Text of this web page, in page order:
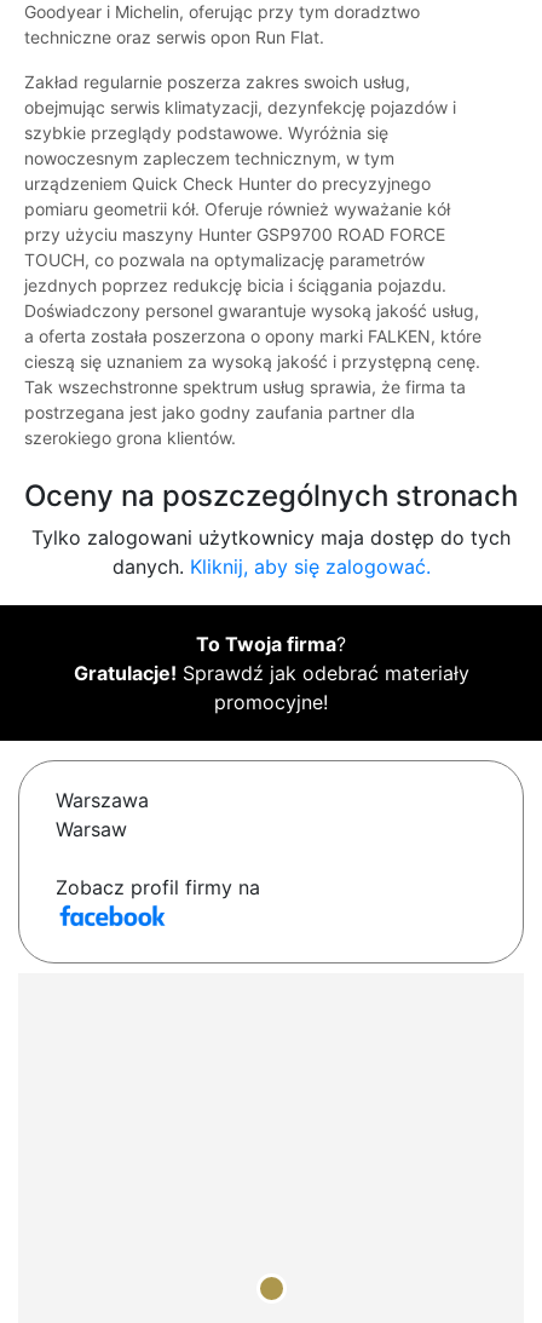
Goodyear i Michelin, oferując przy tym doradztwo
techniczne oraz serwis opon Run Flat.
Zakład regularnie poszerza zakres swoich usług,
obejmując serwis klimatyzacji, dezynfekcję pojazdów i
szybkie przeglądy podstawowe. Wyróżnia się
nowoczesnym zapleczem technicznym, w tym
urządzeniem Quick Check Hunter do precyzyjnego
pomiaru geometrii kół. Oferuje również wyważanie kół
przy użyciu maszyny Hunter GSP9700 ROAD FORCE
TOUCH, co pozwala na optymalizację parametrów
jezdnych poprzez redukcję bicia i ściągania pojazdu.
Doświadczony personel gwarantuje wysoką jakość usług,
a oferta została poszerzona o opony marki FALKEN, które
cieszą się uznaniem za wysoką jakość i przystępną cenę.
Tak wszechstronne spektrum usług sprawia, że firma ta
postrzegana jest jako godny zaufania partner dla
szerokiego grona klientów.
Oceny na poszczególnych stronach
Tylko zalogowani użytkownicy maja dostęp do tych
danych. Kliknij, aby się zalogować.
To Twoja firma?
Gratulacje! Sprawdź jak odebrać materiały
promocyjne!
Warszawa
Warsaw
Zobacz profil firmy na